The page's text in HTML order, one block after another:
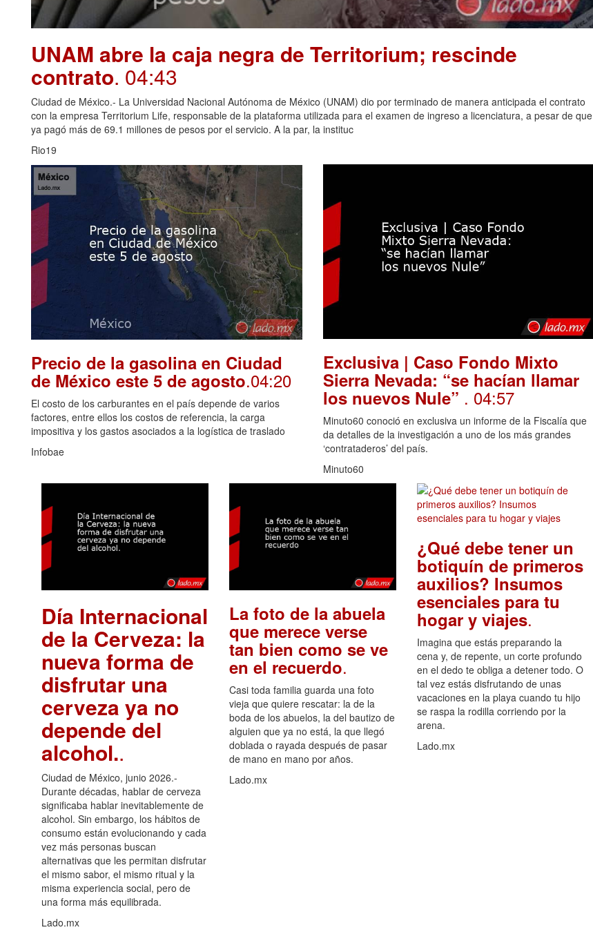
UNAM abre la caja negra de Territorium; rescinde
contrato. 04:43
Ciudad de México.- La Universidad Nacional Autónoma de México (UNAM) dio por terminado de manera anticipada el contrato
con la empresa Territorium Life, responsable de la plataforma utilizada para el examen de ingreso a licenciatura, a pesar de que
ya pagó más de 69.1 millones de pesos por el servicio. A la par, la instituc
Rio19
Precio de la gasolina en Ciudad
de México este 5 de agosto.04:20
El costo de los carburantes en el país depende de varios
factores, entre ellos los costos de referencia, la carga
impositiva y los gastos asociados a la logística de traslado
Infobae
Exclusiva | Caso Fondo Mixto
Sierra Nevada: “se hacían llamar
los nuevos Nule” . 04:57
Minuto60 conoció en exclusiva un informe de la Fiscalía que
da detalles de la investigación a uno de los más grandes
‘contrataderos’ del país.
Minuto60
Día Internacional
de la Cerveza: la
nueva forma de
disfrutar una
cerveza ya no
depende del
alcohol..
Ciudad de México, junio 2026.-
Durante décadas, hablar de cerveza
significaba hablar inevitablemente de
alcohol. Sin embargo, los hábitos de
consumo están evolucionando y cada
vez más personas buscan
alternativas que les permitan disfrutar
el mismo sabor, el mismo ritual y la
misma experiencia social, pero de
una forma más equilibrada.
Lado.mx
La foto de la abuela
que merece verse
tan bien como se ve
en el recuerdo.
Casi toda familia guarda una foto
vieja que quiere rescatar: la de la
boda de los abuelos, la del bautizo de
alguien que ya no está, la que llegó
doblada o rayada después de pasar
de mano en mano por años.
Lado.mx
¿Qué debe tener un
botiquín de primeros
auxilios? Insumos
esenciales para tu
hogar y viajes.
Imagina que estás preparando la
cena y, de repente, un corte profundo
en el dedo te obliga a detener todo. O
tal vez estás disfrutando de unas
vacaciones en la playa cuando tu hijo
se raspa la rodilla corriendo por la
arena.
Lado.mx